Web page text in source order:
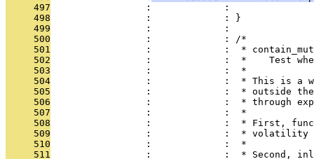
     497
:             :
     498
                 :             : }
     499
                 :             :
     500
                 :             : /*
     501
:             :  *
     502
:             :  *    Test
     503
                 :             :  *
     504
:             :  * This is a
     505
:             :  * outside
     506
:             :  * through
     507
                 :             :  *
     508
:             :  * First,
     509
:             :  * volatility
     510
                 :             :  *
     511
:             :  * Second,